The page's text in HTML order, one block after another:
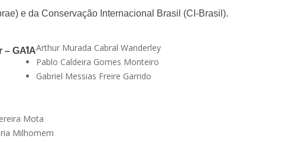
e da Conservação Internacional Brasil (CI-Brasil).
– GAIAArthur Murada Cabral Wanderley
Pablo Caldeira Gomes Monteiro
Gabriel Messias Freire Garrido
Mota
Milhomem